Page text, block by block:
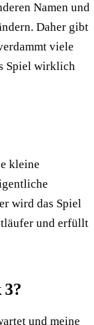
Namen und
Daher gibt
viele
Spiel wirklich
kleine
wird das Spiel
und erfüllt
und meine